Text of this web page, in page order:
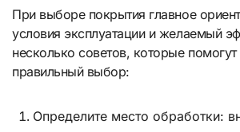
При выборе покрытия главное
условия эксплуатации и желаемый
несколько советов, которые
правильный выбор:
Определите место обработки: